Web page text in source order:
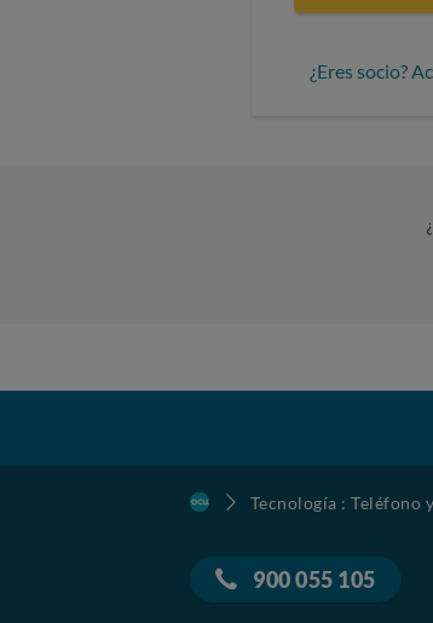
¿Eres socio?
Tecnología : Teléfono
900 055 105